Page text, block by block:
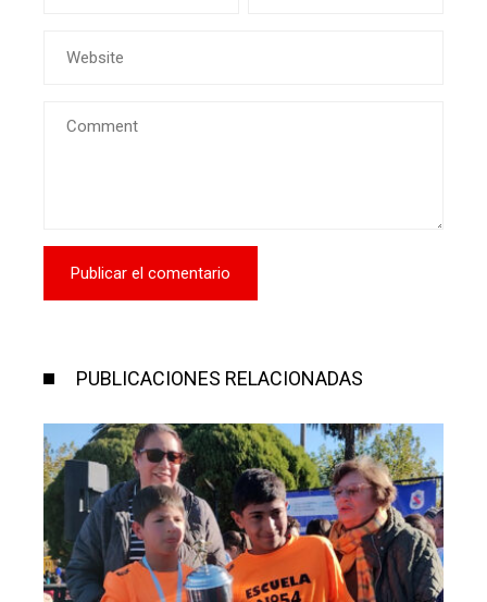
PUBLICACIONES RELACIONADAS